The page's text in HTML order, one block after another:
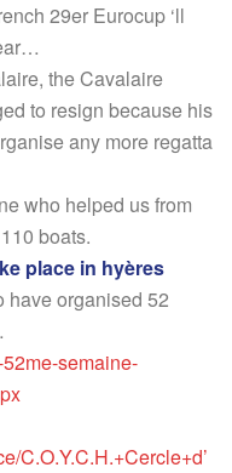
29er Eurocup ‘ll
the Cavalaire
to resign because his
any more regatta
who helped us from
boats.
place in hyères
have organised 52
semaine-
C.O.Y.C.H.+Cercle+d’